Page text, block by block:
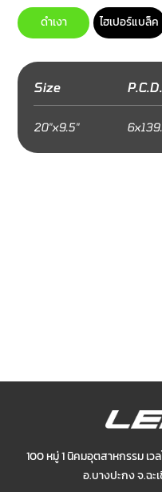
ดำเงา ไฮเปอร์แบล็ค
Size P.C.D.
20"x9.5"
100 หมู่ 1 นิคมอุตสาหกรรม เ
อ.บางปะกงจ.ฉะ